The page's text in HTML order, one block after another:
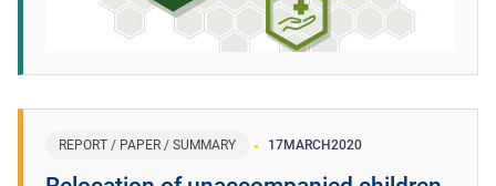
REPORT / PAPER / SUMMARY 17MARCH2020